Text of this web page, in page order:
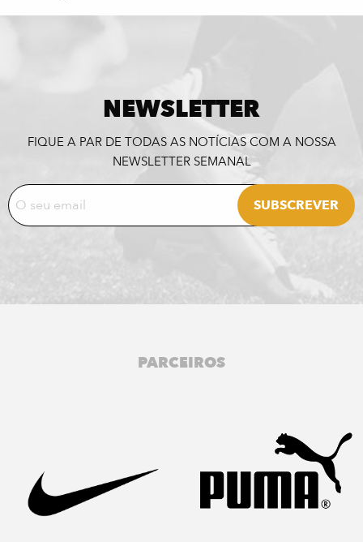
NEWSLETTER
FIQUE A PAR DE TODAS AS NOTÍCIAS COM A NOSSA
NEWSLETTER SEMANAL
PARCEIROS